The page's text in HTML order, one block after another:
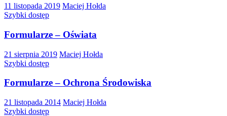
11 listopada 2019 Maciej Hołda
Szybki dostęp
Formularze – Oświata
21 sierpnia 2019 Maciej Hołda
Szybki dostęp
Formularze – Ochrona Środowiska
21 listopada 2014 Maciej Hołda
Szybki dostęp